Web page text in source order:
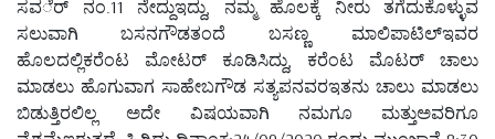
ಸವರ್ೆ ನಂ.11 ನೇದ್ದುಇದ್ದು, ನಮ್ಮ ಹೊಲಕ್ಕೆ ನೀರು ತಗೆದುಕೊಳ್ಳುವ
ಸಲುವಾಗಿ ಬಸನಗೌಡತಂದೆ ಬಸಣ್ಣ ಮಾಲಿಪಾಟಿಲ್ಇವರ
ಹೊಲದಲ್ಲಿಕರೆಂಟ ಮೋಟರ್ ಕೂಡಿಸಿದ್ದು, ಕರೆಂಟ ಮೊಟರ್ ಚಾಲು
ಮಾಡಲು ಹೊಗುವಾಗ ಸಾಹೇಬಗೌಡ ಸತ್ಯಪನವರಇತನು ಚಾಲು ಮಾಡಲು
ಬಿಡುತ್ತಿರಲಿಲ್ಲ ಅದೇ ವಿಷಯವಾಗಿ ನಮಗೂ ಮತ್ತುಅವರಿಗೂ